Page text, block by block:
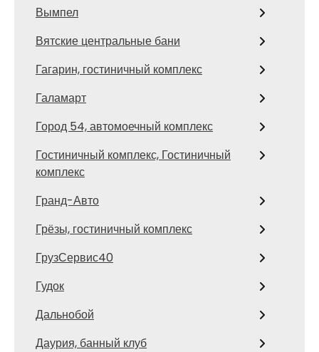
Вымпел
Вятские центральные бани
Гагарин, гостиничный комплекс
Галамарт
Город 54, автомоечный комплекс
Гостиничный комплекс, Гостиничный
комплекс
Гранд-Авто
Грёзы, гостиничный комплекс
ГрузСервис40
Гудок
Дальнобой
Даурия, банный клуб